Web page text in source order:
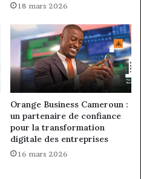
18 mars 2026
Orange Business Cameroun :
un partenaire de confiance
pour la transformation
digitale des entreprises
16 mars 2026